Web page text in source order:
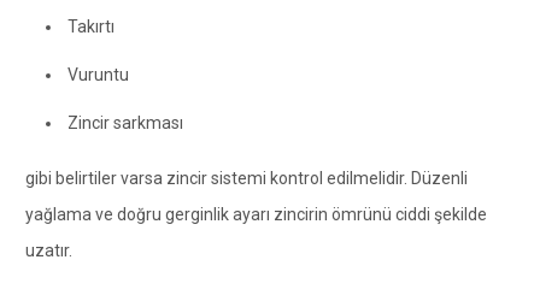
Takırtı
Vuruntu
Zincir sarkması
gibi belirtiler varsa zincir sistemi kontrol edilmelidir. Düzenli
yağlama ve doğru gerginlik ayarı zincirin ömrünü ciddi şekilde
uzatır.